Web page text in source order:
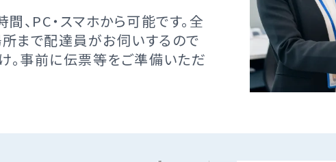
、PC・スマホから可能です。全
まで配達員がお伺いするので
。事前に伝票等をご準備いただ